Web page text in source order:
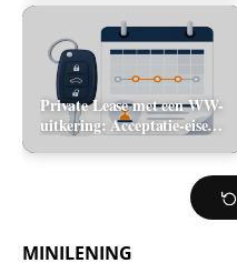
Private Lease met een WW-
uitkering: Acceptatie-eisen
MINILENING